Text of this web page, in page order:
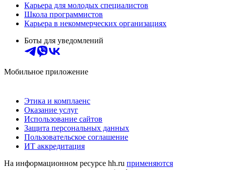
Карьера для молодых специалистов
Школа программистов
Карьера в некоммерческих организациях
Боты для уведомлений
Мобильное приложение
Этика и комплаенс
Оказание услуг
Использование сайтов
Защита персональных данных
Пользовательское соглашение
ИТ аккредитация
На информационном ресурсе hh.ru применяются